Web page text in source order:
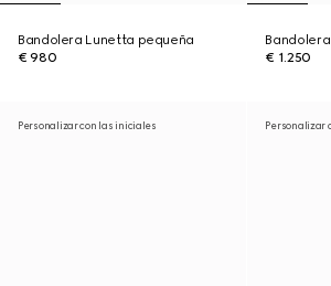
Bandolera Lunetta pequeña
€ 980
€ 1.250
Personalizar con las iniciales Personalizar